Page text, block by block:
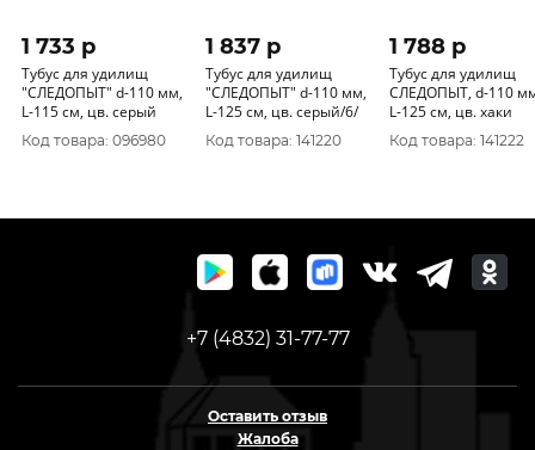
1 733 p
Тубус для удилищ
"СЛЕДОПЫТ" d-110 мм,
L-115 см, цв. серый
Код товара: 096980
1 837 p
Тубус для удилищ
"СЛЕДОПЫТ" d-110 мм,
L-125 см, цв. серый/6/
Код товара: 141220
1 788 p
Тубус для удилищ
СЛЕДОПЫТ, d-110 мм,
L-125 см, цв. хаки
Код товара: 141222
+7 (4832) 31-77-77
Оставить отзыв
Жалоба